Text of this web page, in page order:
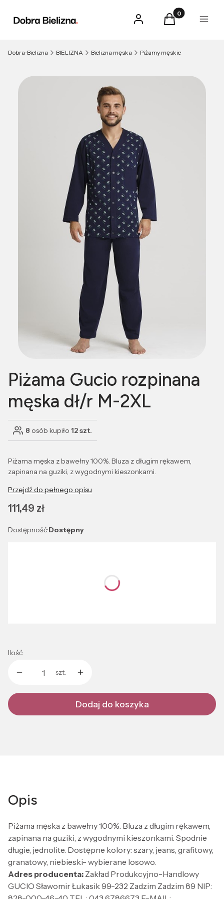
Zaloguj sięProdukty w
Koszyk Menu
Dobra-Bielizna BIELIZNA Bielizna męska Piżamy męskie
Piżama Gucio rozpinana
męska dł/r M-2XL
8 osób kupiło 12 szt.
Piżama męska z bawełny 100%. Bluza z długim rękawem,
zapinana na guziki, z wygodnymi kieszonkami.
Przejdź do pełnego opisu
Cena
111,49 zł
Dostępność:Dostępny
Ilość
szt.
Dodaj do koszyka
Opis
Piżama męska z bawełny 100%. Bluza z długim rękawem,
zapinana na guziki, z wygodnymi kieszonkami. Spodnie
długie, jednolite. Dostępne kolory: szary, jeans, grafitowy,
granatowy, niebieski- wybierane losowo.
Adres producenta: Zakład Produkcyjno-Handlowy
GUCIO Sławomir Łukasik 99-232 Zadzim Zadzim 89 NIP: